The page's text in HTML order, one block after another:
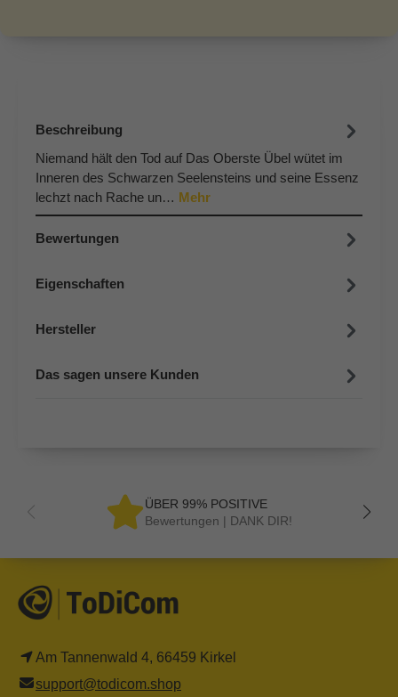
Beschreibung
Niemand hält den Tod auf Das Oberste Übel wütet im
Inneren des Schwarzen Seelensteins und seine Essenz
lechzt nach Rache un… Mehr
Bewertungen
Eigenschaften
Hersteller
Das sagen unsere Kunden
ÜBER 99% POSITIVE
Bewertungen | DANK DIR!
Am Tannenwald 4, 66459 Kirkel
support@todicom.shop